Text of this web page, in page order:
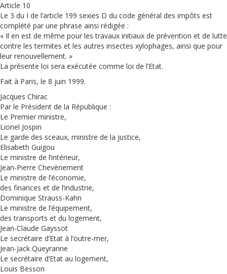
Article 10
Le 3 du I de l’article 199 sexies D du code général des impôts est
complété par une phrase ainsi rédigée :
« Il en est de même pour les travaux initiaux de prévention et de lutte
contre les termites et les autres insectes xylophages, ainsi que pour
leur renouvellement. »
La présente loi sera exécutée comme loi de l’Etat.
Fait à Paris, le 8 juin 1999.
Jacques Chirac
Par le Président de la République :
Le Premier ministre,
Lionel Jospin
Le garde des sceaux, ministre de la justice,
Elisabeth Guigou
Le ministre de l’intérieur,
Jean-Pierre Chevènement
Le ministre de l’économie,
des finances et de l’industrie,
Dominique Strauss-Kahn
Le ministre de l’équipement,
des transports et du logement,
Jean-Claude Gayssot
Le secrétaire d’Etat à l’outre-mer,
Jean-Jack Queyranne
Le secrétaire d’Etat au logement,
Louis Besson